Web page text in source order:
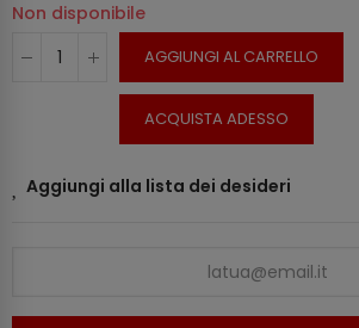
Non disponibile
AGGIUNGI AL CARRELLO
ACQUISTA ADESSO
Aggiungi alla lista dei desideri